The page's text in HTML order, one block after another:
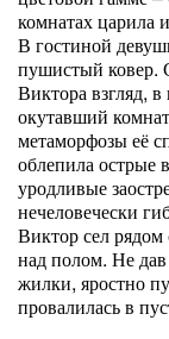
комнатах царила
В гостиной
пушистый ковер.
Виктора взгляд,
окутавший
метаморфозы её
облепила острые
уродливые
нечеловечески
Виктор сел
над полом. Не
жилки, яростно
провалилась в